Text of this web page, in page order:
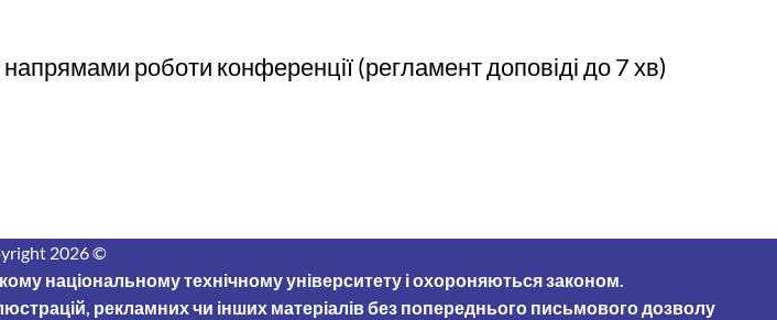
роботи конференції (регламент доповіді до 7 хв)
2026 ©
національному технічному університету і охороняються законом.
рекламних чи інших матеріалів без попереднього письмового дозволу